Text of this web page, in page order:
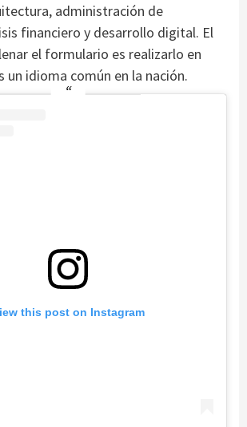
administración de
financiero y desarrollo digital. El
el formulario es realizarlo en
un idioma común en la nación.
this post on Instagram